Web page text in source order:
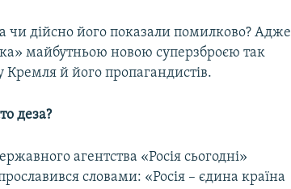
чи дійсно його показали помилково? Адже
майбутньою новою суперзброєю так
й його пропагандистів.
деза?
агентства «Росія сьогодні»
словами: «Росія – єдина країна